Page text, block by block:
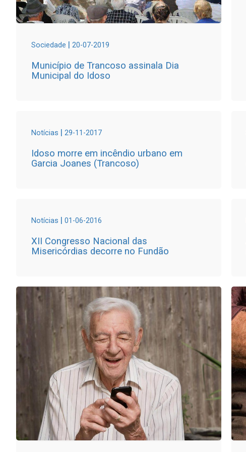
Sociedade | 20-07-2019
Município de Trancoso assinala Dia
Municipal do Idoso
Notícias | 29-11-2017
Idoso morre em incêndio urbano em
Garcia Joanes (Trancoso)
Notícias | 01-06-2016
XII Congresso Nacional das
Misericórdias decorre no Fundão